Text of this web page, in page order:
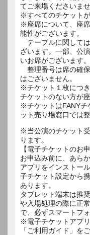
てご来場くださいませ
※すべてのチケット
※座席について、座
能性がございます。
テーブルに関して
ざいます。一部、公
いお席がございます。
整理番号は席の確
はございません。
※チケット１枚につ
チケットのない方が
※チケットはFANYチ
ット売り場窓口では
※当公演のチケット
ります。
【電子チケットのお
お申込み前に、あら
アプリをインストー
子チケット設定から
あります。
タブレット端末は推
や入場処理の際に正
で、必ずスマートフ
※電子チケットアプ
「ご利用ガイド」を